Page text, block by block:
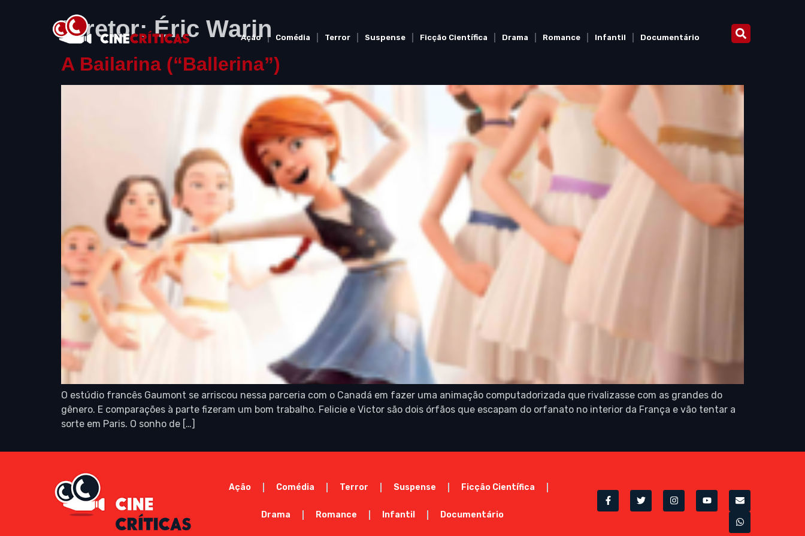
Ação Comédia Terror Suspense Ficção Científica Drama Romance Infantil Documentário
Diretor:Éric Warin
A Bailarina (“Ballerina”)
O estúdio francês Gaumont se arriscou nessa parceria com o Canadá em fazer uma animação computadorizada que rivalizasse com as grandes do
gênero. E comparações à parte fizeram um bom trabalho. Felicie e Victor são dois órfãos que escapam do orfanato no interior da França e vão tentar a
sorte em Paris. O sonho de […]
Ação Comédia Terror Suspense Ficção Científica
Drama Romance Infantil Documentário